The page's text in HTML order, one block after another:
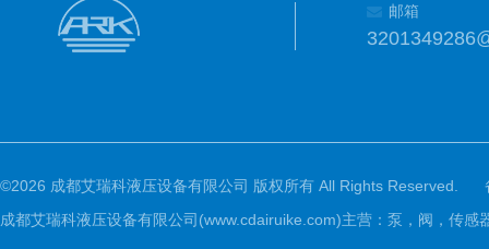
邮箱
©2026 成都艾瑞科液压设备有限公司 版权所有 All Rights Reserved.
成都艾瑞科液压设备有限公司(www.cdairuike.com)主营：泵，阀，传